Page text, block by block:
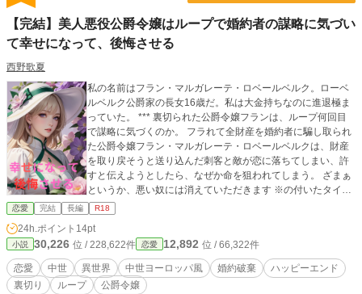
【完結】美人悪役公爵令嬢はループで婚約者の謀略に気づい
て幸せになって、後悔させる
西野歌夏
私の名前はフラン・マルガレーテ・ロベールベルク。ローベ
ルベルク公爵家の長女16歳だ。私は大金持ちなのに進退極ま
っていた。 *** 裏切られた公爵令嬢フランは、ループ何回目
で謀略に気づくのか。 フラれて全財産を婚約者に騙し取られ
た公爵令嬢フラン・マルガレーテ・ロベールベルクは、財産
を取り戻そうと送り込んだ刺客と敵が恋に落ちてしまい、許
すと伝えようとしたら、なぜか命を狙われてしまう。 ざまぁ
というか、悪い奴には消えていただきます ※の付いたタイト
ルには性的表現を含みます。
恋愛 完結 長編 R18
24h.ポイント 14pt
小説 30,226 位 / 228,622件 恋愛 12,892 位 / 66,322件
恋愛 中世 異世界 中世ヨーロッパ風 婚約破棄
ハッピーエンド
裏切り
ループ 公爵令嬢